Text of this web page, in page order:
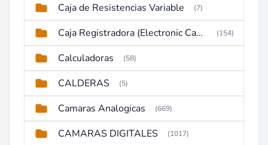
Caja de Resistencias Variable (7)
Caja Registradora (Electronic Cash Register) (154)
Calculadoras (58)
CALDERAS (5)
Camaras Analogicas (669)
CAMARAS DIGITALES (1017)